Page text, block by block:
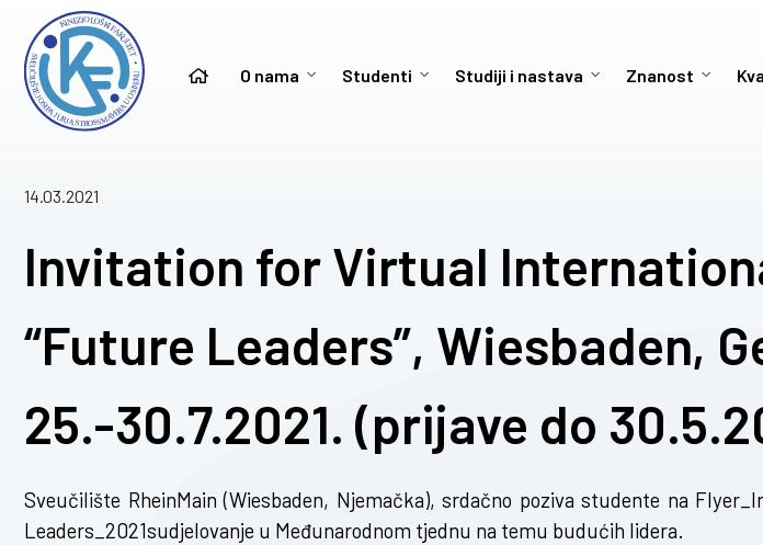
O nama Studenti Studiji i nastava Znanost
14.03.2021
Invitation for Virtual
“Future Leaders”, Wiesbaden,
25.-30.7.2021. (prijave do
Sveučilište RheinMain (Wiesbaden, Njemačka), srdačno poziva studente na
Leaders_2021sudjelovanje u Međunarodnom tjednu na temu budućih lidera.